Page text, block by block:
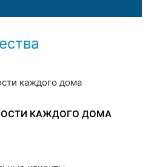
КАЖДОГО ДОМА